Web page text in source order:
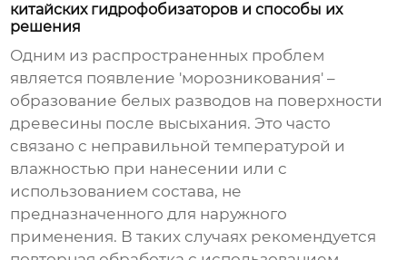
китайских гидрофобизаторов и способы их
решения
Одним из распространенных проблем
является появление 'морозникования' –
образование белых разводов на поверхности
древесины после высыхания. Это часто
связано с неправильной температурой и
влажностью при нанесении или с
использованием состава, не
предназначенного для наружного
применения. В таких случаях рекомендуется